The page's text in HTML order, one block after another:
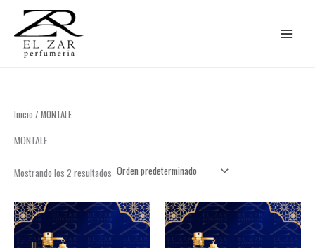
contenido
Inicio / MONTALE
MONTALE
Mostrando los 2 resultados